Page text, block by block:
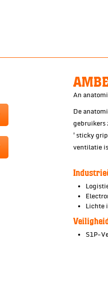
An
De
gebruikers
'sticky
ventilatie
Lichte
S1P-